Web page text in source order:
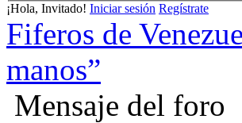
¡Hola, Invitado! Iniciar sesión Regístrate
Fiferos de
manos”
Mensaje del foro